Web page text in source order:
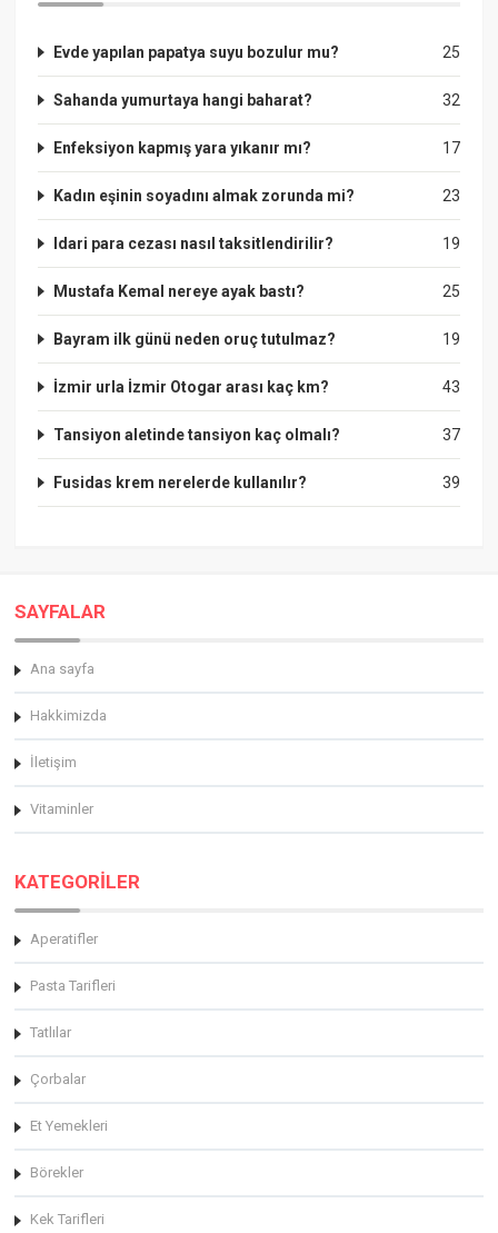
25
Evde yapılan papatya suyu bozulur mu?
32
Sahanda yumurtaya hangi baharat?
17
Enfeksiyon kapmış yara yıkanır mı?
23
Kadın eşinin soyadını almak zorunda mi?
19
Idari para cezası nasıl taksitlendirilir?
25
Mustafa Kemal nereye ayak bastı?
19
Bayram ilk günü neden oruç tutulmaz?
43
İzmir urla İzmir Otogar arası kaç km?
37
Tansiyon aletinde tansiyon kaç olmalı?
39
Fusidas krem nerelerde kullanılır?
SAYFALAR
Ana sayfa
Hakkimizda
İletişim
Vitaminler
KATEGORİLER
Aperatifler
Pasta Tarifleri
Tatlılar
Çorbalar
Et Yemekleri
Börekler
Kek Tarifleri